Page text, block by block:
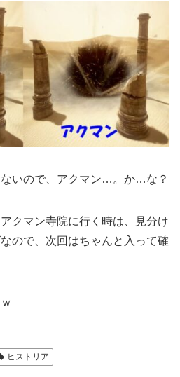
いので、アクマン…。か…な？
クマン寺院に行く時は、見分け
ので、次回はちゃんと入って確
ヒストリア